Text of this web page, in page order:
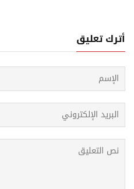
أترك تعليق